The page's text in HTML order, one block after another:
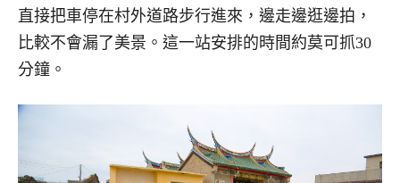
直接把車停在村外道路步行進來，邊走邊逛邊拍，
比較不會漏了美景。這一站安排的時間約莫可抓30
分鐘。